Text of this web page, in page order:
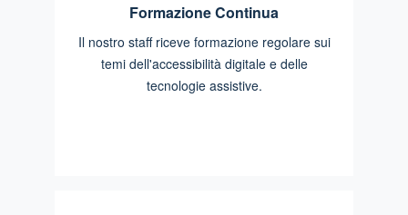
Formazione Continua
Il nostro staff riceve formazione regolare sui
temi dell'accessibilità digitale e delle
tecnologie assistive.